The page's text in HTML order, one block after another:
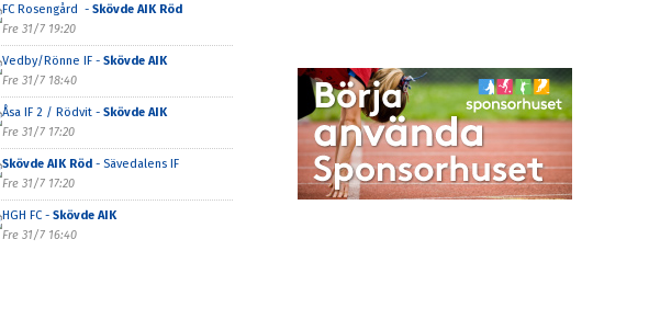
FC Rosengård - Skövde AIK Röd
Fre 31/7 19:20
Vedby/Rönne IF - Skövde AIK
Fre 31/7 18:40
Åsa IF 2 / Rödvit - Skövde AIK
Fre 31/7 17:20
Skövde AIK Röd- Sävedalens IF
Fre 31/7 17:20
HGH FC - Skövde AIK
Fre 31/7 16:40